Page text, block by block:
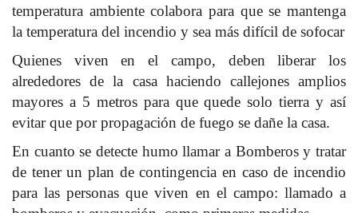
temperatura ambiente colabora para que se mantenga
la temperatura del incendio y sea más difícil de sofocar
Quienes viven en el campo, deben liberar los
alrededores de la casa haciendo callejones amplios
mayores a 5 metros para que quede solo tierra y así
evitar que por propagación de fuego se dañe la casa.
En cuanto se detecte humo llamar a Bomberos y tratar
de tener un plan de contingencia en caso de incendio
para las personas que viven en el campo: llamado a